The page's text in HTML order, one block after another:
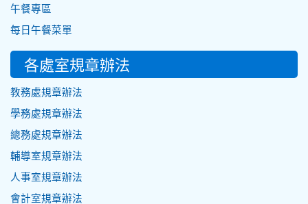
午餐專區
每日午餐菜單
各處室規章辦法
教務處規章辦法
學務處規章辦法
總務處規章辦法
輔導室規章辦法
人事室規章辦法
會計室規章辦法